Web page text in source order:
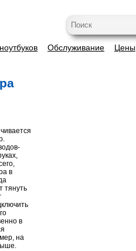
Обслуживание Цены
в
тянуть
в
на